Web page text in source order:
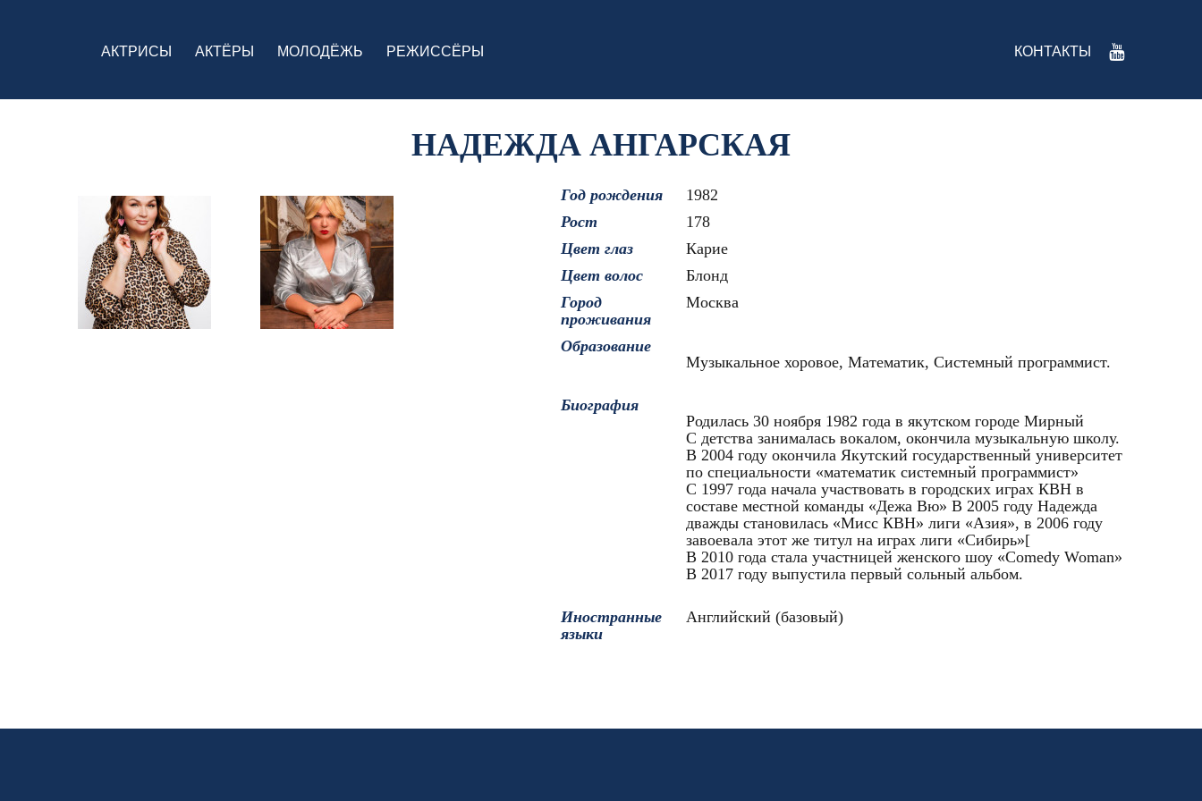
АКТРИСЫ АКТЁРЫ МОЛОДЁЖЬ РЕЖИССЁРЫ КОНТАКТЫ
НАДЕЖДА АНГАРСКАЯ
Год рождения
1982
Рост
178
Цвет глаз
Карие
Цвет волос
Блонд
Город
проживания
Москва
Образование
Музыкальное хоровое, Математик, Системный программист.
Биография
Родилась 30 ноября 1982 года в якутском городе Мирный
С детства занималась вокалом, окончила музыкальную школу.
В 2004 году окончила Якутский государственный университет
по специальности «математик системный программист»
С 1997 года начала участвовать в городских играх КВН в
составе местной команды «Дежа Вю» В 2005 году Надежда
дважды становилась «Мисс КВН» лиги «Азия», в 2006 году
завоевала этот же титул на играх лиги «Сибирь»[
В 2010 года стала участницей женского шоу «Comedy Woman»
В 2017 году выпустила первый сольный альбом.
Иностранные
языки
Английский (базовый)